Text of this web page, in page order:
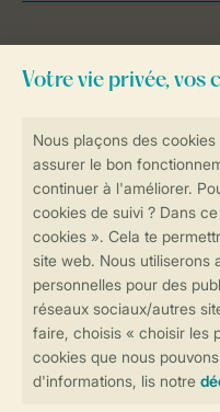
Réservations en
Transmission
Paiement sécurisé
contactez notreContact